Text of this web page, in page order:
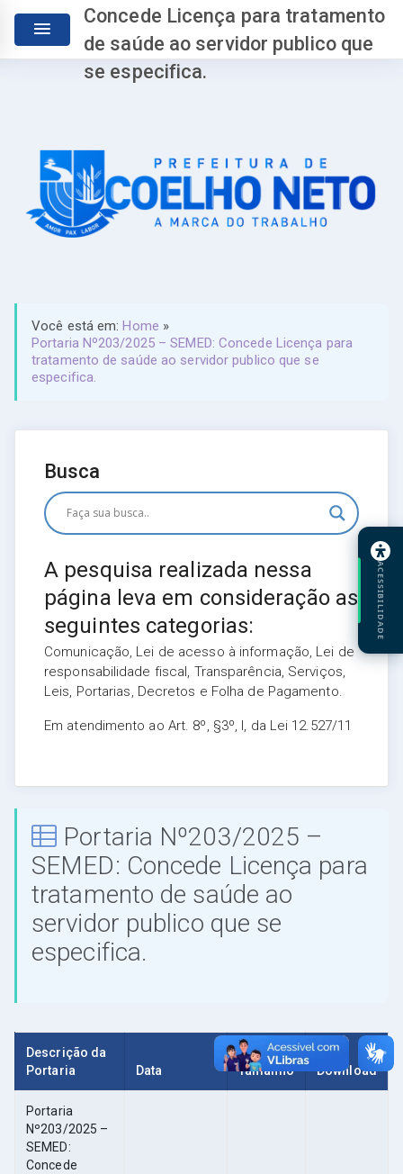
Concede Licença para tratamento
de saúde ao servidor publico que
se especifica.
Você está em:Home »
Portaria Nº203/2025 – SEMED: Concede Licença para
tratamento de saúde ao servidor publico que se
especifica.
Busca
A pesquisa realizada nessa
página leva em consideração as
seguintes categorias:
Comunicação, Lei de acesso à informação, Lei de
responsabilidade fiscal, Transparência, Serviços,
Leis, Portarias, Decretos e Folha de Pagamento.
Em atendimento ao Art. 8º, §3º, I, da Lei 12.527/11
Portaria Nº203/2025 –
SEMED: Concede Licença para
tratamento de saúde ao
servidor publico que se
especifica.
Descrição da
Portaria
Data Tamanho Download
Portaria
Nº203/2025 –
SEMED:
Concede
ACESSIBILIDADE